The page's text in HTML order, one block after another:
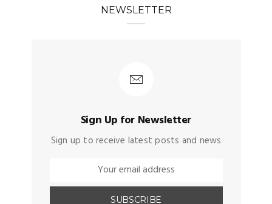
NEWSLETTER
Sign Up for Newsletter
Sign up to receive latest posts and news